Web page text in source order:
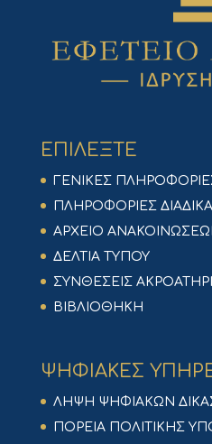
ΕΠΙΛΕΞΤΕ
ΓΕΝΙΚΕΣ
ΠΛΗΡΟΦΟΡΙΕΣ
ΑΡΧΕΙΟ
ΔΕΛΤΙΑ ΤΥΠΟΥ
ΣΥΝΘΕΣΕΙΣ
ΒΙΒΛΙΟΘΗΚΗ
ΨΗΦΙΑΚΕΣ
ΛΗΨΗ ΨΗΦΙΑΚΩΝ
ΠΟΡΕΙΑ ΠΟΛΙΤΙΚΗΣ